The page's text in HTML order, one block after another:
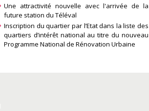
Une attractivité nouvelle avec l'arrivée de la
future station du Téléval
Inscription du quartier par l’Etat dans la liste des
quartiers d’intérêt national au titre du nouveau
Programme National de Rénovation Urbaine